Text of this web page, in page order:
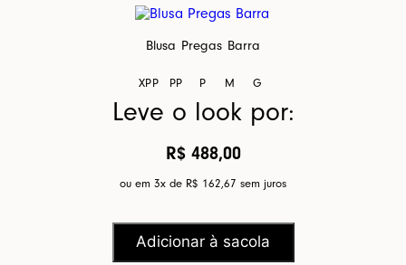
Blusa Pregas Barra
XPP PP P M G
Leve o look por:
R$ 488,00
ou em 3x de R$ 162,67 sem juros
Adicionar à sacola